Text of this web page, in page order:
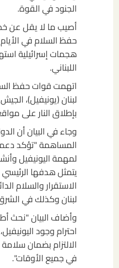
الجنود في القوة.
أصيب ما لا يقل عن
حفظ السلام في
هجمات إسرائيلية
اللبناني.
اتهمت قوات حفظ
لبنان (يونيفيل)،
بإطلاق النار على
وجاء في البيان أن
المساهمة "تؤكد
لمهمة اليونيفيل
يتمثل هدفها
الاستقرار والسلام
لبنان وكذلك في
وأضاف البيان "نحث
احترام وجود
الالتزام بضمان
في جميع الأوقات".